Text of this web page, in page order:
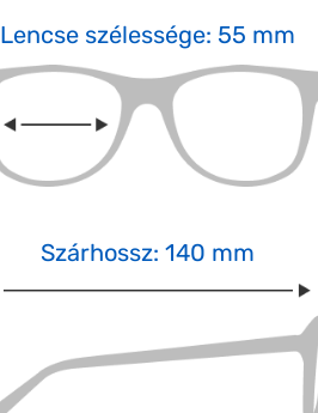
Lencse szélessége: 55 mm
Szárhossz: 140 mm